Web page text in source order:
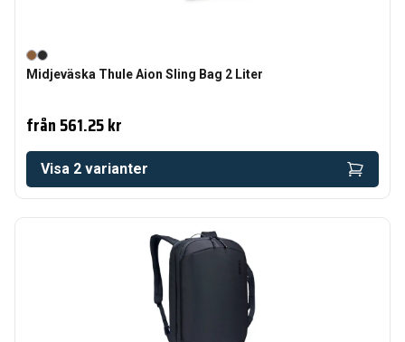
Midjeväska Thule Aion Sling Bag 2 Liter
från561.25 kr
Visa 2 varianter